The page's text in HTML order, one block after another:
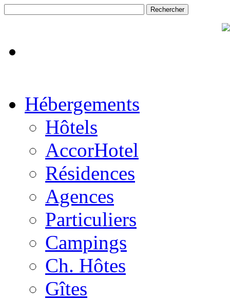
Hébergements
Hôtels
AccorHotel
Résidences
Agences
Particuliers
Campings
Ch. Hôtes
Gîtes